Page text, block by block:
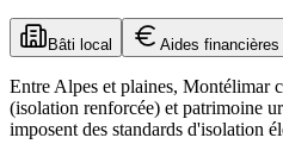
Bâti local Aides financières
Entre Alpes et plaines, Montélimar
(isolation renforcée) et patrimoine
imposent des standards d'isolation